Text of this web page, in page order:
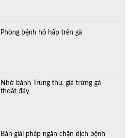
Phòng bệnh hô hấp trên gà
Nhờ bánh Trung thu, giá trứng gà
thoát đáy
Bàn giải pháp ngăn chặn dịch bệnh